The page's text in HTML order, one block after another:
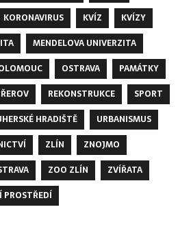
KORONAVIRUS KVÍZ
KVÍZY
MENDELOVA UNIVERZITA
OSTRAVA
PAMÁTKY
REKONSTRUKCE
SPORT
HRADIŠTĚ
URBANISMUS
ZLÍN
ZNOJMO
ZOO ZLÍN
ZVÍŘATA
PROSTŘEDÍ